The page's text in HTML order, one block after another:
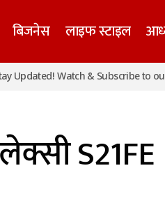
बिजनेस लाइफ स्टाइल
गैलेक्सी S21FE
Watch & Subscribe to our
S21FE